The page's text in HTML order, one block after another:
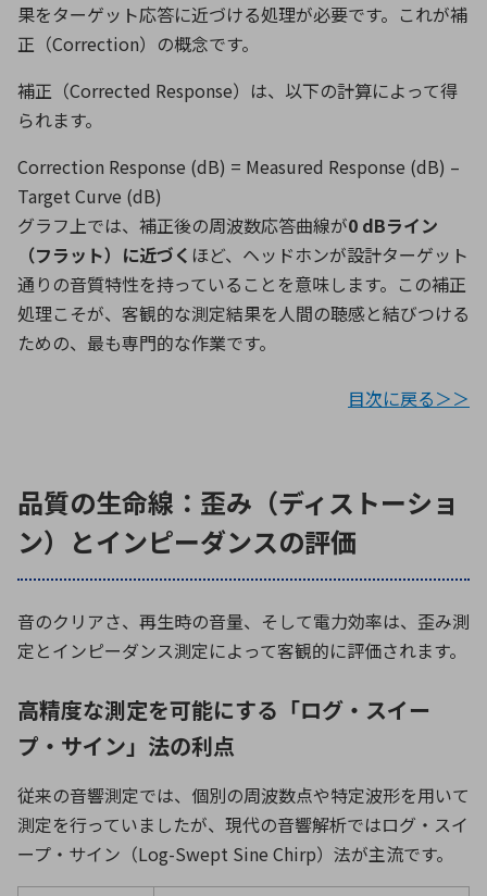
果をターゲット応答に近づける処理が必要です。これが補
正（Correction）の概念です。
補正（Corrected Response）は、以下の計算によって得
られます。
Correction Response (dB) = Measured Response (dB) –
Target Curve (dB)
グラフ上では、補正後の周波数応答曲線が0 dBライン
（フラット）に近づく ほど、ヘッドホンが設計ターゲット
通りの音質特性を持っていることを意味します。この補正
処理こそが、客観的な測定結果を人間の聴感と結びつける
ための、最も専門的な作業です。
目次に戻る＞＞
品質の生命線：歪み（ディストーショ
ン）とインピーダンスの評価
音のクリアさ、再生時の音量、そして電力効率は、歪み測
定とインピーダンス測定によって客観的に評価されます。
高精度な測定を可能にする「ログ・スイー
プ・サイン」法の利点
従来の音響測定では、個別の周波数点や特定波形を用いて
測定を行っていましたが、現代の音響解析ではログ・スイ
ープ・サイン（Log-Swept Sine Chirp）法が主流です。